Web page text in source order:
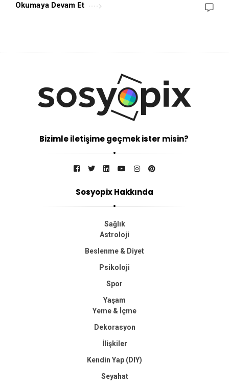
Okumaya Devam Et
Bizimle iletişime geçmek ister misin?
Sosyopix Hakkında
Sağlık
Astroloji
Beslenme & Diyet
Psikoloji
Spor
Yaşam
Yeme & İçme
Dekorasyon
İlişkiler
Kendin Yap (DIY)
Seyahat